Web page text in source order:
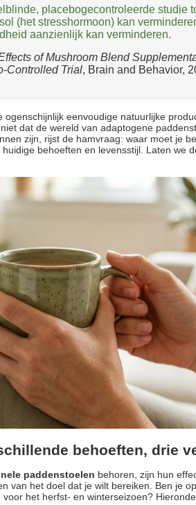
placebogecontroleerde studie
(het stresshormoon) kan
aanzienlijk kan verminderen.
of Mushroom Blend
Controlled Trial, Brain and Behavior,
eenvoudige natuurlijke
dat de wereld van adaptogene
zijn, rijst de hamvraag: waar moet je
behoeften en levensstijl. Laten we
behoeften, drie
paddenstoelen behoren, zijn hun
van het doel dat je wilt bereiken. Ben je
het herfst- en winterseizoen?